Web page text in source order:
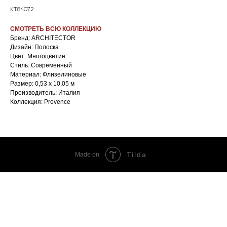
KT84072
СМОТРЕТЬ ВСЮ КОЛЛЕКЦИЮ
Бренд: ARCHITECTOR
Дизайн: Полоска
Цвет: Многоцветие
Стиль: Cовременный
Материал: Флизелиновые
Размер: 0,53 х 10,05 м
Производитель: Италия
Коллекция: Provence
Made on Tilda